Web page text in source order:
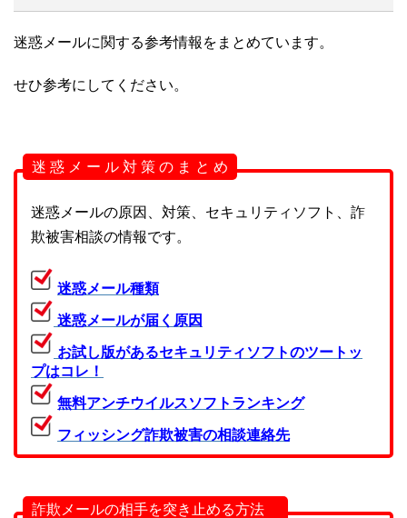
迷惑メールに関する参考情報をまとめています。
せひ参考にしてください。
迷 惑 メ ー ル 対 策 の ま と め
迷惑メールの原因、対策、セキュリティソフト、詐
欺被害相談の情報です。
迷惑メール種類
迷惑メールが届く原因
お試し版があるセキュリティソフトのツートッ
プはコレ！
無料アンチウイルスソフトランキング
フィッシング詐欺被害の相談連絡先
詐欺メールの相手を突き止める方法